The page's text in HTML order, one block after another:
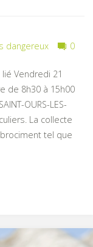
dangereux 0
Vendredi 21
de 8h30 à 15h00
OURS-LES-
La collecte
tel que